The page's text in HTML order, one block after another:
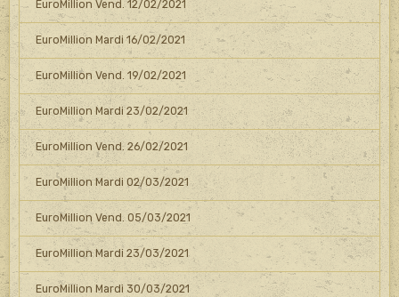
EuroMillion Vend. 12/02/2021
EuroMillion Mardi 16/02/2021
EuroMillion Vend. 19/02/2021
EuroMillion Mardi 23/02/2021
EuroMillion Vend. 26/02/2021
EuroMillion Mardi 02/03/2021
EuroMillion Vend. 05/03/2021
EuroMillion Mardi 23/03/2021
EuroMillion Mardi 30/03/2021